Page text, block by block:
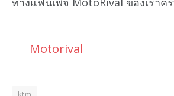
Motorival